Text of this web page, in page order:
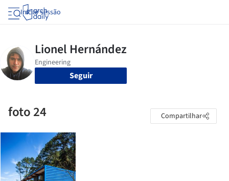
Iniciar sessão
Seguir
foto 24 Compartilhar